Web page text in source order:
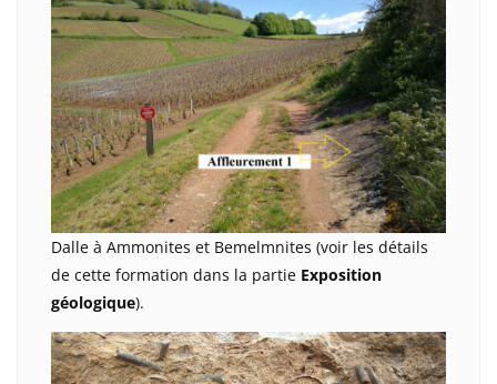
Dalle à Ammonites et Bemelmnites (voir les détails
de cette formation dans la partie Exposition
géologique).